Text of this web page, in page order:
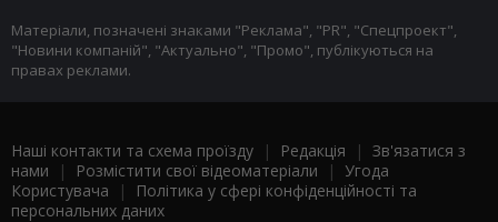
Матеріали, позначені знаками "Реклама", "PR", "Спецпроект",
"Новини компаній", "Актуально", "Промо", публікуються на
правах реклами.
Наші контакти та схема проїзду | Редакція | Зв'язатися з
нами | Розмістити свої відеоматеріали | Угода
Користувача |
Політика у сфері конфіденційності та
персональних даних